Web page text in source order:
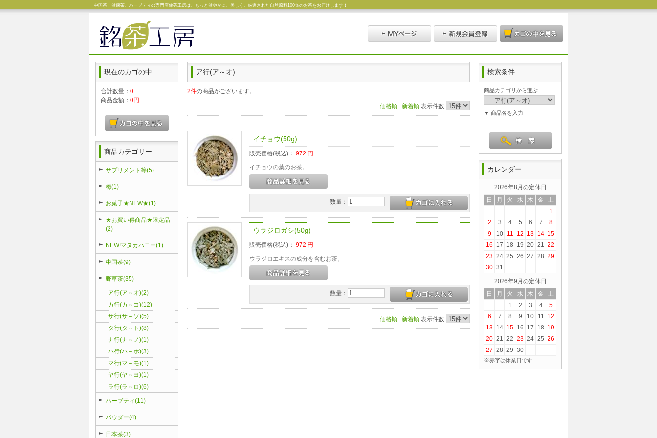
中国茶、健康茶、ハーブティの専門店銘茶工房は、もっと健やかに、美しく。厳選された自然原料100％のお茶をお届けします！
現在のカゴの中
合計数量： 0
商品金額： 0円
商品カテゴリー
サプリメント等(5)
梅(1)
お菓子★NEW★(1)
★お買い得商品★限定品
(2)
NEW!マヌカハニー(1)
中国茶(9)
野草茶(35)
ア行(ア～オ)(2)
カ行(カ～コ)(12)
サ行(サ～ソ)(5)
タ行(タ～ト)(8)
ナ行(ナ～ノ)(1)
ハ行(ハ～ホ)(3)
マ行(マ～モ)(1)
ヤ行(ヤ～ヨ)(1)
ラ行(ラ～ロ)(6)
ハーブティ(11)
パウダー(4)
日本茶(3)
ア行(ア～オ)
2件の商品がございます。
価格順 新着順 表示件数
イチョウ(50g)
販売価格(税込)：972 円
イチョウの葉のお茶。
数量：
ウラジロガシ(50g)
販売価格(税込)：972 円
ウラジロエキスの成分を含むお茶。
数量：
価格順 新着順 表示件数
検索条件
商品カテゴリから選ぶ
▼ 商品名を入力
カレンダー
2026年8月の定休日
日
月 火 水 木 金
土
1
2
3 4 5 6 7
8
9
10 11 12 13 14
15
16
17 18 19 20 21
22
23 24 25 26 27 28
29
30 31
2026年9月の定休日
日
月 火 水 木 金
土
1
2 3 4
5
6
7 8 9 10 11
12
13
14 15 16 17 18
19
20 21 22 23 24 25
26
27
28 29 30
※赤字は休業日です